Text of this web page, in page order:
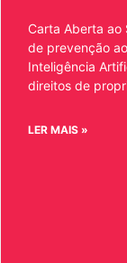
Carta Aberta ao
de prevenção
Inteligência
direitos de
LER MAIS »